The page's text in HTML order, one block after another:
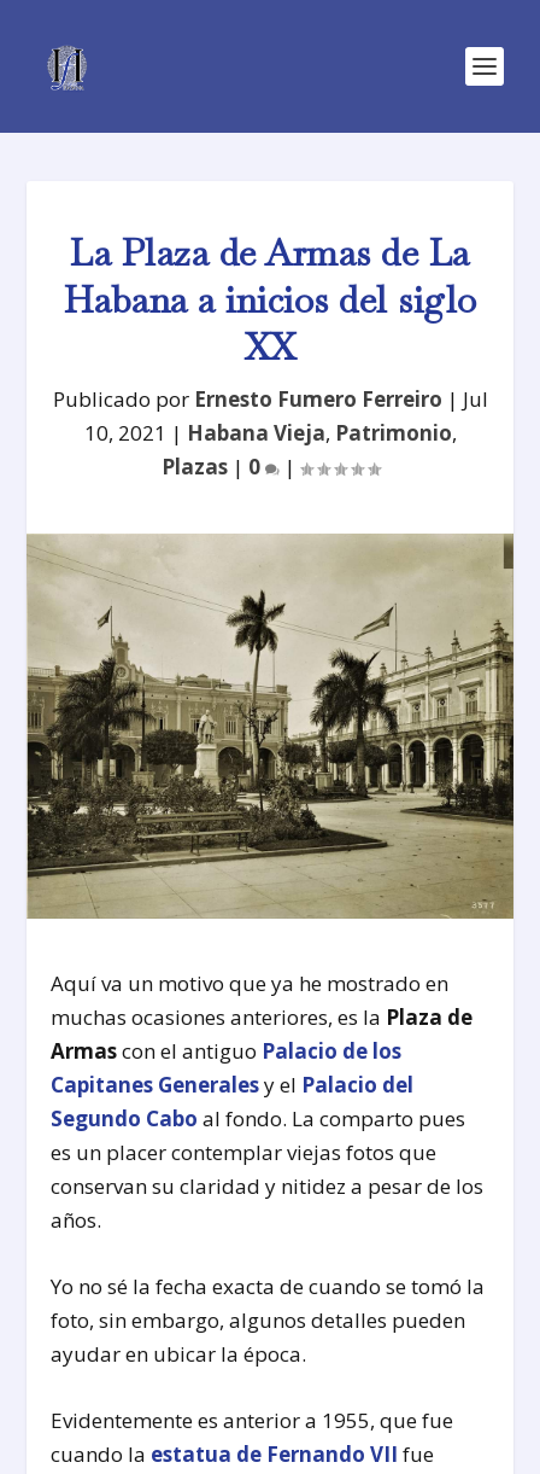
La Plaza de Armas de La
Habana a inicios del siglo
XX
Publicado por Ernesto Fumero Ferreiro | Jul
10, 2021 | Habana Vieja, Patrimonio,
Plazas| 0 |
Aquí va un motivo que ya he mostrado en
muchas ocasiones anteriores, es la Plaza de
Armascon el antiguo Palacio de los
Capitanes Generalesy el Palacio del
Segundo Cabo al fondo. La comparto pues
es un placer contemplar viejas fotos que
conservan su claridad y nitidez a pesar de los
años.
Yo no sé la fecha exacta de cuando se tomó la
foto, sin embargo, algunos detalles pueden
ayudar en ubicar la época.
Evidentemente es anterior a 1955, que fue
cuando la estatua de Fernando VII fue